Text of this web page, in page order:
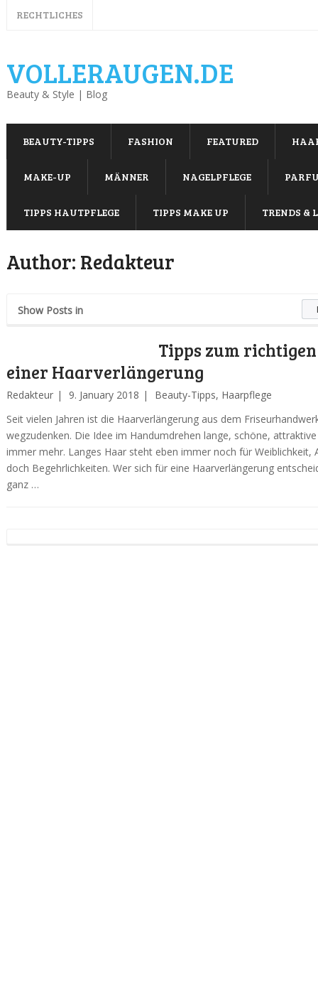
RECHTLICHES
VOLLERAUGEN.DE
Beauty & Style | Blog
BEAUTY-TIPPS FASHION FEATURED
MAKE-UP MÄNNER NAGELPFLEGE
TIPPS HAUTPFLEGE TIPPS MAKE UP TRENDS &
Author: Redakteur
Show Posts in
Tipps zum
einer Haarverlängerung
Redakteur 9. January 2018 Beauty-Tipps, Haarpflege
Seit vielen Jahren ist die Haarverlängerung aus dem
wegzudenken. Die Idee im Handumdrehen lange, schöne,
immer mehr. Langes Haar steht eben immer noch für Weiblichkeit,
doch Begehrlichkeiten. Wer sich für eine Haarverlängerung
ganz …